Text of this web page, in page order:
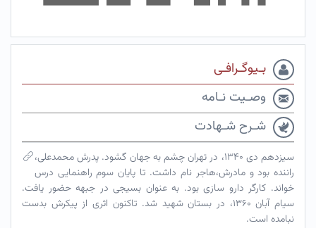
بـیوگـرافـی
وصـیت نـامه
شـرح شـهادت
سیزدهم دی ۱۳۴۰، در تهران چشم به جهان گشود. پدرش محمدعلی،
راننده بود و مادرش،هاجر نام داشت. تا پایان سوم راهنمایی درس
خواند. کارگر دارو سازی بود. به عنوان بسیجی در جبهه حضور یافت.
سیام آبان ۱۳۶۰، در بستان شهید شد. تاکنون اثری از پیکرش بدست
نبامده است.